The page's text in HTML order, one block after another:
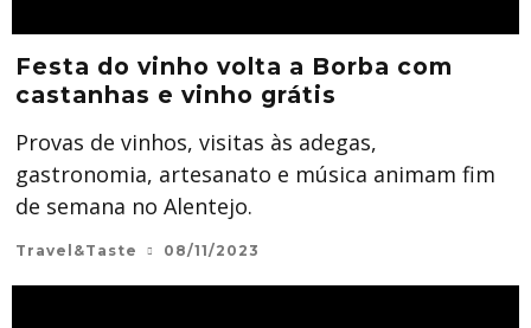
Festa do vinho volta a Borba com
castanhas e vinho grátis
Provas de vinhos, visitas às adegas,
gastronomia, artesanato e música animam fim
de semana no Alentejo.
Travel&Taste 08/11/2023